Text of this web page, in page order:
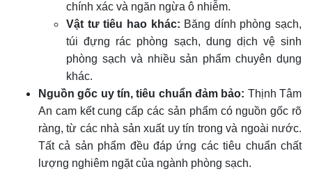
chính xác và ngăn ngừa ô nhiễm.
Vật tư tiêu hao khác: Băng dính phòng sạch,
túi đựng rác phòng sạch, dung dịch vệ sinh
phòng sạch và nhiều sản phẩm chuyên dụng
khác.
Nguồn gốc uy tín, tiêu chuẩn đảm bảo: Thịnh Tâm
An cam kết cung cấp các sản phẩm có nguồn gốc rõ
ràng, từ các nhà sản xuất uy tín trong và ngoài nước.
Tất cả sản phẩm đều đáp ứng các tiêu chuẩn chất
lượng nghiêm ngặt của ngành phòng sạch.